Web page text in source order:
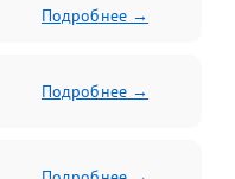
Подробнее →
Подробнее →